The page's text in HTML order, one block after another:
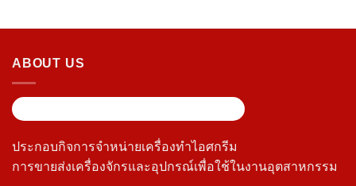
ABOUT US
ประกอบกิจการจำหน่ายเครื่องทำไอศกรีม
การขายส่งเครื่องจักรและอุปกรณ์เพื่อใช้ในงานอุตสาหกรรม